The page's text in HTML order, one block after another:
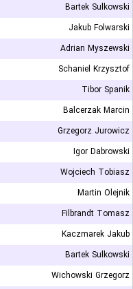
Bartek Sulkowski
Jakub Folwarski
Adrian Myszewski
Schaniel Krzysztof
Tibor Spanik
Balcerzak Marcin
Grzegorz Jurowicz
Igor Dabrowski
Wojciech Tobiasz
Martin Olejnik
Filbrandt Tomasz
Kaczmarek Jakub
Bartek Sulkowski
Wichowski Grzegorz